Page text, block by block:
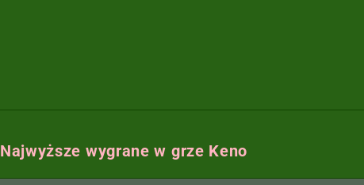
Najwyższe wygrane w grze Keno